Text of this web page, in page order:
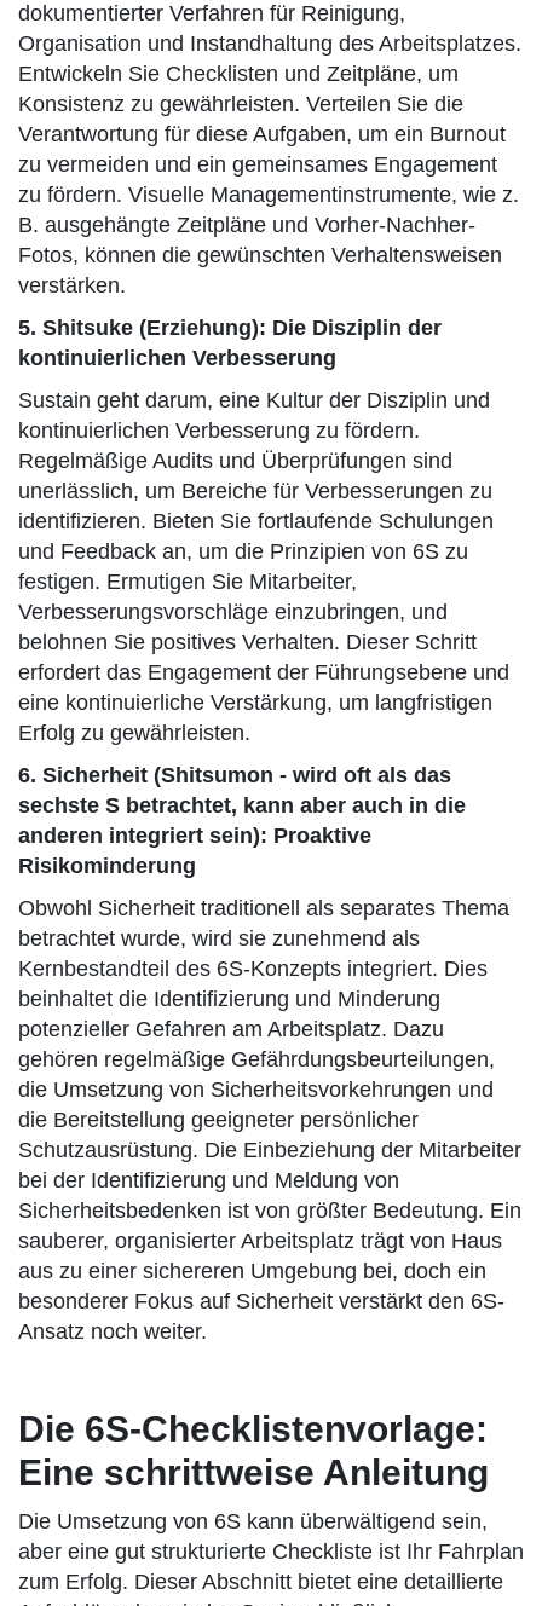
dokumentierter Verfahren für Reinigung,
Organisation und Instandhaltung des Arbeitsplatzes.
Entwickeln Sie Checklisten und Zeitpläne, um
Konsistenz zu gewährleisten. Verteilen Sie die
Verantwortung für diese Aufgaben, um ein Burnout
zu vermeiden und ein gemeinsames Engagement
zu fördern. Visuelle Managementinstrumente, wie z.
B. ausgehängte Zeitpläne und Vorher-Nachher-
Fotos, können die gewünschten Verhaltensweisen
verstärken.
5. Shitsuke (Erziehung): Die Disziplin der
kontinuierlichen Verbesserung
Sustain geht darum, eine Kultur der Disziplin und
kontinuierlichen Verbesserung zu fördern.
Regelmäßige Audits und Überprüfungen sind
unerlässlich, um Bereiche für Verbesserungen zu
identifizieren. Bieten Sie fortlaufende Schulungen
und Feedback an, um die Prinzipien von 6S zu
festigen. Ermutigen Sie Mitarbeiter,
Verbesserungsvorschläge einzubringen, und
belohnen Sie positives Verhalten. Dieser Schritt
erfordert das Engagement der Führungsebene und
eine kontinuierliche Verstärkung, um langfristigen
Erfolg zu gewährleisten.
6. Sicherheit (Shitsumon - wird oft als das
sechste S betrachtet, kann aber auch in die
anderen integriert sein): Proaktive
Risikominderung
Obwohl Sicherheit traditionell als separates Thema
betrachtet wurde, wird sie zunehmend als
Kernbestandteil des 6S-Konzepts integriert. Dies
beinhaltet die Identifizierung und Minderung
potenzieller Gefahren am Arbeitsplatz. Dazu
gehören regelmäßige Gefährdungsbeurteilungen,
die Umsetzung von Sicherheitsvorkehrungen und
die Bereitstellung geeigneter persönlicher
Schutzausrüstung. Die Einbeziehung der Mitarbeiter
bei der Identifizierung und Meldung von
Sicherheitsbedenken ist von größter Bedeutung. Ein
sauberer, organisierter Arbeitsplatz trägt von Haus
aus zu einer sichereren Umgebung bei, doch ein
besonderer Fokus auf Sicherheit verstärkt den 6S-
Ansatz noch weiter.
Die 6S-Checklistenvorlage:
Eine schrittweise Anleitung
Die Umsetzung von 6S kann überwältigend sein,
aber eine gut strukturierte Checkliste ist Ihr Fahrplan
zum Erfolg. Dieser Abschnitt bietet eine detaillierte